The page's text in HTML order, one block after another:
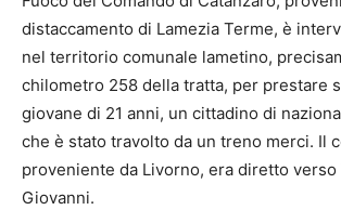
distaccamento di Lamezia Terme, è
nel territorio comunale lametino,
chilometro 258 della tratta, per prestare
giovane di 21 anni, un cittadino di
che è stato travolto da un treno merci. Il
proveniente da Livorno, era diretto verso
Giovanni.